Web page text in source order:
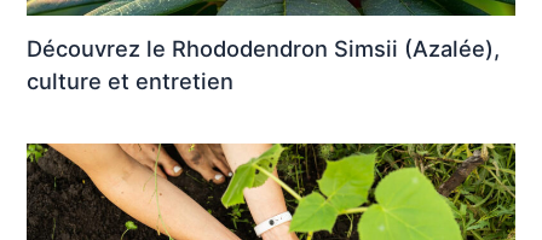
Découvrez le Rhododendron Simsii (Azalée),
culture et entretien